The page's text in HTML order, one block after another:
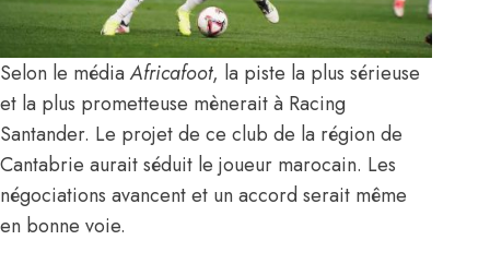
Selon le médiaAfricafoot, la piste la plus sérieuse
et la plus prometteuse mènerait à Racing
Santander. Le projet de ce club de la région de
Cantabrie aurait séduit le joueur marocain. Les
négociations avancent et un accord serait même
en bonne voie.